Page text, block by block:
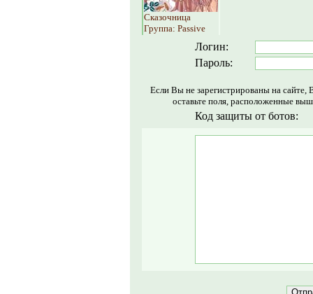
Сказочница
Группа: Passive
Логин:
Пароль:
Если Вы не зарегистрированы на
оставьте поля, расположенные
Код защиты от ботов: